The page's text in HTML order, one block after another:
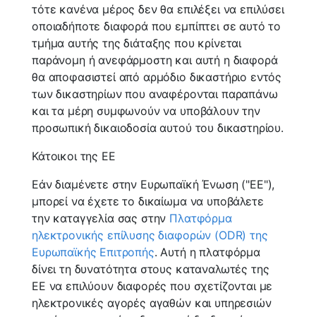
τότε κανένα μέρος δεν θα επιλέξει να επιλύσει
οποιαδήποτε διαφορά που εμπίπτει σε αυτό το
τμήμα αυτής της διάταξης που κρίνεται
παράνομη ή ανεφάρμοστη και αυτή η διαφορά
θα αποφασιστεί από αρμόδιο δικαστήριο εντός
των δικαστηρίων που αναφέρονται παραπάνω
και τα μέρη συμφωνούν να υποβάλουν την
προσωπική δικαιοδοσία αυτού του δικαστηρίου.
Κάτοικοι της ΕΕ
Εάν διαμένετε στην Ευρωπαϊκή Ένωση ("ΕΕ"),
μπορεί να έχετε το δικαίωμα να υποβάλετε
την καταγγελία σας στην Πλατφόρμα
ηλεκτρονικής επίλυσης διαφορών (ODR) της
Ευρωπαϊκής Επιτροπής. Αυτή η πλατφόρμα
δίνει τη δυνατότητα στους καταναλωτές της
ΕΕ να επιλύουν διαφορές που σχετίζονται με
ηλεκτρονικές αγορές αγαθών και υπηρεσιών